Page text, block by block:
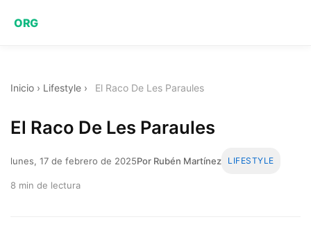
ORG
Inicio › Lifestyle › El Raco De Les Paraules
El Raco De Les Paraules
lunes, 17 de febrero de 2025Por Rubén Martínez LIFESTYLE
8 min de lectura